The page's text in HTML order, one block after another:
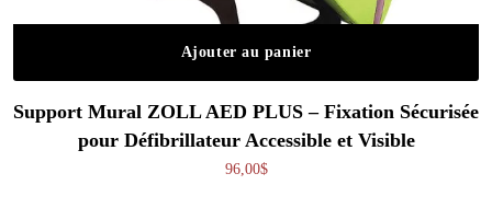
Ajouter au panier
Support Mural ZOLL AED PLUS – Fixation Sécurisée
pour Défibrillateur Accessible et Visible
96,00$